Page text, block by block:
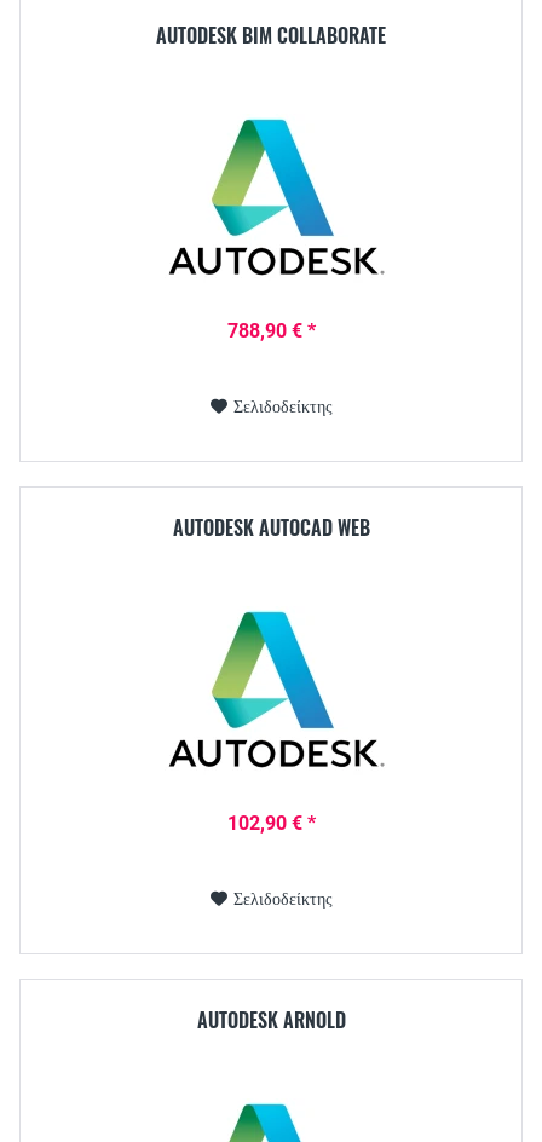
AUTODESK BIM COLLABORATE
788,90 € *
Σελιδοδείκτης
AUTODESK AUTOCAD WEB
102,90 € *
Σελιδοδείκτης
AUTODESK ARNOLD